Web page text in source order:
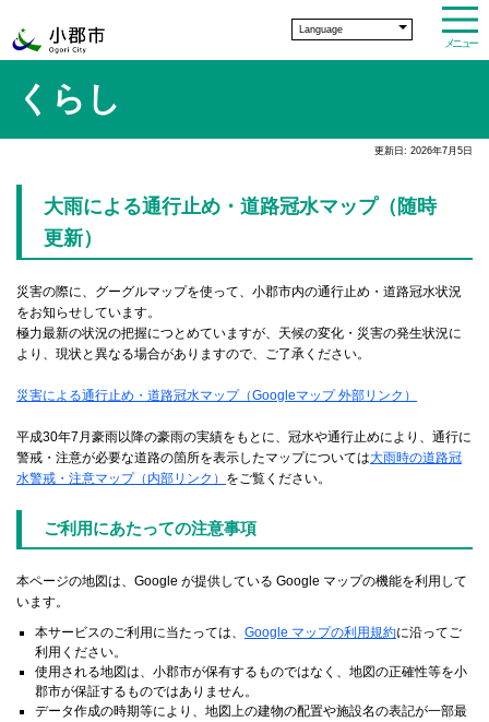
Language
メニュー
くらし
更新日: 2026年7月5日
大雨による通行止め・道路冠水マップ（随時
更新）
災害の際に、グーグルマップを使って、小郡市内の通行止め・道路冠水状況
をお知らせしています。
極力最新の状況の把握につとめていますが、天候の変化・災害の発生状況に
より、現状と異なる場合がありますので、ご了承ください。
災害による通行止め・道路冠水マップ（Googleマップ 外部リンク）
平成30年7月豪雨以降の豪雨の実績をもとに、冠水や通行止めにより、通行に
警戒・注意が必要な道路の箇所を表示したマップについては大雨時の道路冠
水警戒・注意マップ（内部リンク） をご覧ください。
ご利用にあたっての注意事項
本ページの地図は、Google が提供している Google マップの機能を利用して
います。
本サービスのご利用に当たっては、 Google マップの利用規約に沿ってご
利用ください。
使用される地図は、小郡市が保有するものではなく、地図の正確性等を小
郡市が保証するものではありません。
データ作成の時期等により、地図上の建物の配置や施設名の表記が一部最